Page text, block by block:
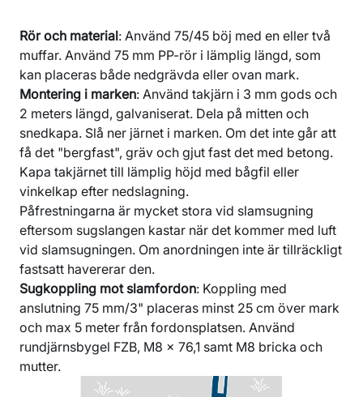
Rör och material: Använd 75/45 böj med en eller två
muffar. Använd 75 mm PP-rör i lämplig längd, som
kan placeras både nedgrävda eller ovan mark.
Montering i marken: Använd takjärn i 3 mm gods och
2 meters längd, galvaniserat. Dela på mitten och
snedkapa. Slå ner järnet i marken. Om det inte går att
få det "bergfast", gräv och gjut fast det med betong.
Kapa takjärnet till lämplig höjd med bågfil eller
vinkelkap efter nedslagning.
Påfrestningarna är mycket stora vid slamsugning
eftersom sugslangen kastar när det kommer med luft
vid slamsugningen. Om anordningen inte är tillräckligt
fastsatt havererar den.
Sugkoppling mot slamfordon: Koppling med
anslutning 75 mm/3" placeras minst 25 cm över mark
och max 5 meter från fordonsplatsen. Använd
rundjärnsbygel FZB, M8 x 76,1 samt M8 bricka och
mutter.